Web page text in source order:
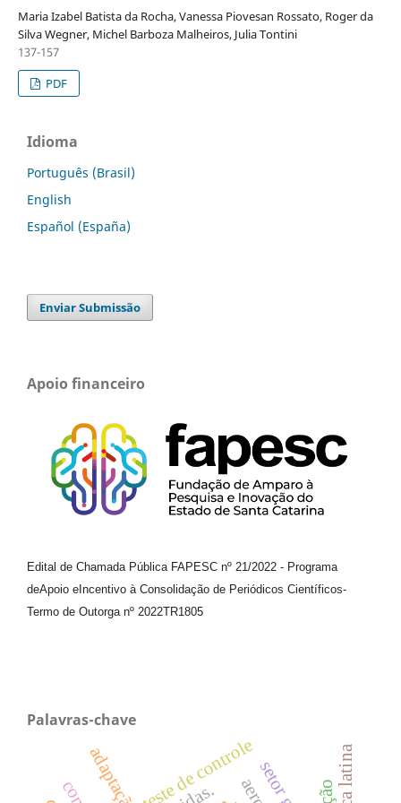
Maria Izabel Batista da Rocha, Vanessa Piovesan Rossato, Roger da
Silva Wegner, Michel Barboza Malheiros, Julia Tontini
137-157
PDF
Idioma
Português (Brasil)
English
Español (España)
Enviar Submissão
Apoio financeiro
Edital de Chamada Pública FAPESC nº 21/2022 - Programa
deApoio e Incentivo à Consolidação de Periódicos Científicos-
Termo de Outorga nº 2022TR1805
Palavras-chave
teste de controle
adaptação